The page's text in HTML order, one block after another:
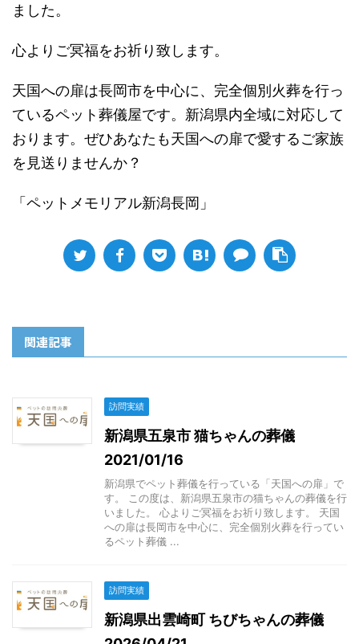
ました。
心よりご冥福をお祈り致します。
天国への扉は長岡市を中心に、完全個別火葬を行っ
ているペット葬儀屋です。新潟県内全域に対応して
おります。ぜひあなたも天国への扉で愛するご家族
を見送りませんか？
「ペットメモリアル新潟長岡」
関連記事
訪問実績
新潟県五泉市 猫ちゃんの葬儀
2021/01/16
新潟県でペット葬儀を行っている「天国への扉」で
す。 この度は、新潟県五泉市の猫ちゃんの葬儀を行
いました。 心よりご冥福をお祈り致します。 天国
への扉は長岡市を中心に、完全個別火葬を行ってい
るペット葬儀 ...
訪問実績
新潟県出雲崎町 ちびちゃんの葬儀